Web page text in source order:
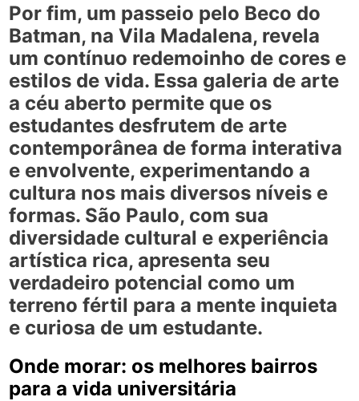
Por fim, um passeio pelo Beco do
Batman, na Vila Madalena, revela
um contínuo redemoinho de cores e
estilos de vida. Essa galeria de arte
a céu aberto permite que os
estudantes desfrutem de arte
contemporânea de forma interativa
e envolvente, experimentando a
cultura nos mais diversos níveis e
formas. São Paulo, com sua
diversidade cultural e experiência
artística rica, apresenta seu
verdadeiro potencial como um
terreno fértil para a mente inquieta
e curiosa de um estudante.
Onde morar: os melhores bairros
para a vida universitária